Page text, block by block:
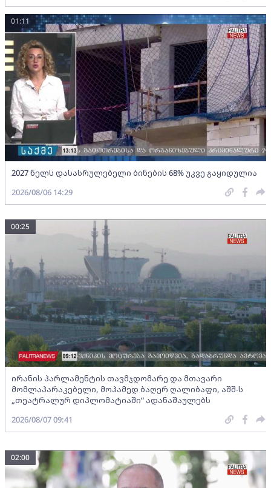
2027 წელს დასასრულებელი ბინების 68% უკვე გაყიდულია
01:11
2026/08/06 14:29
ირანის პარლამენტის თავმჯდომარე და მთავარი
მომლაპარაკებელი, მოჰამედ ბაღერ ღალიბაფი, აშშ-ს
„თეატრალურ დიპლომატიაში“ ადანაშაულებს
00:25
2026/08/07 09:41
02:00